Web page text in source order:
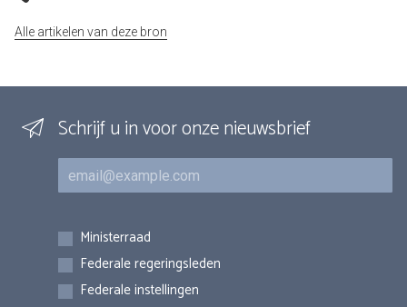
Alle artikelen van deze bron
Schrijf u in voor onze nieuwsbrief
E-mail
Inschrijvingen
Ministerraad
Federale regeringsleden
Federale instellingen